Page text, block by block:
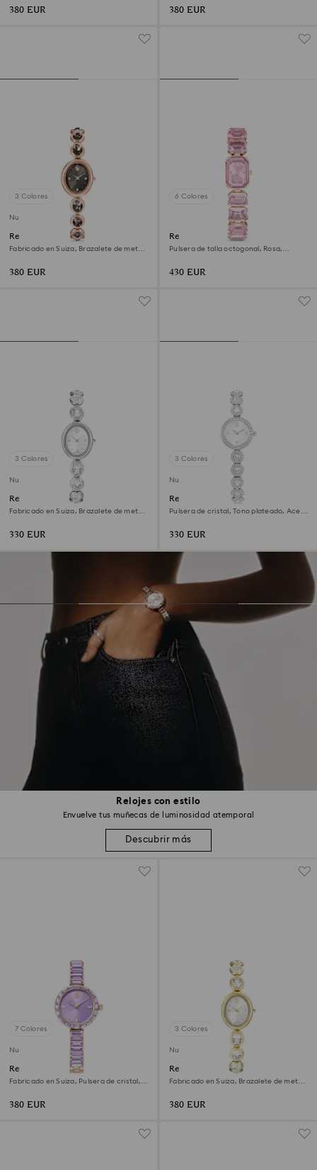
Relojes con estilo
Envuelve tus muñecas de luminosidad atemporal
Descubrir más
380 EUR 380 EUR
3 Colores
Nuevo
Reloj Imber oval
Fabricado en Suiza, Brazalete de metal,
380 EUR
6 Colores
Reloj
Pulsera de talla octogonal, Rosa,
430 EUR
3 Colores
Nuevo
Reloj Imber oval
Fabricado en Suiza, Brazalete de metal,
330 EUR
3 Colores
Nuevo
Reloj Una Angelic
Pulsera de cristal, Tono plateado, Acero
330 EUR
7 Colores
Nuevo
Reloj Matrix bangle
Fabricado en Suiza, Pulsera de cristal,
380 EUR
3 Colores
Nuevo
Reloj Imber oval
Fabricado en Suiza, Brazalete de metal,
380 EUR